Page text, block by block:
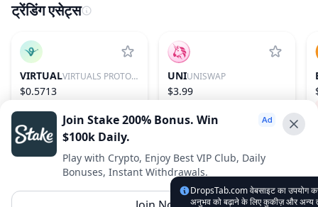
ट्रेंडिंग एसेट्स
VIRTUAL VIRTUALS PROTOCOL
$0.5713
UNIUNISWAP
$3.99
Advertise With Us ⭐️
Interested in advertising? Reach us out
DropsTab.comDropsTab.com वेबसाइट का उपयोग
अनुभव को बढ़ाने के लिए कुकीज़ और अन्य
Join Stake 200% Bonus. Win
$100k Daily.
Play with Crypto, Enjoy Best VIP Club, Daily
Bonuses, Instant Withdrawals.